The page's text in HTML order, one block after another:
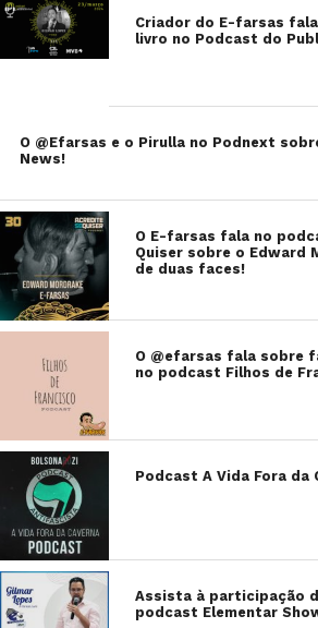
Criador do E-farsas
livro no Podcast do
O @Efarsas e o Pirulla no Podnext
News!
O E-farsas fala no
Quiser sobre o Edward
de duas faces!
O @efarsas fala sobre
no podcast Filhos de
Podcast A Vida Fora da
Assista à participação
podcast Elementar